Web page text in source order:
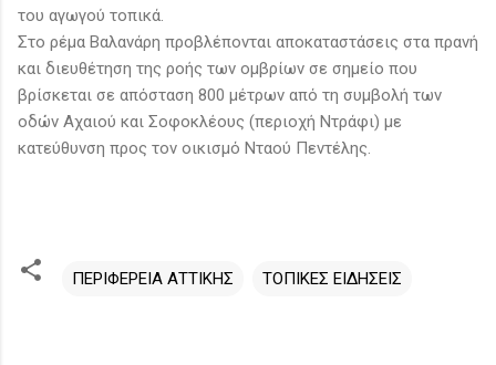
του αγωγού τοπικά.
Στο ρέμα Βαλανάρη προβλέπονται αποκαταστάσεις στα πρανή
και διευθέτηση της ροής των ομβρίων σε σημείο που
βρίσκεται σε απόσταση 800 μέτρων από τη συμβολή των
οδών Αχαιού και Σοφοκλέους (περιοχή Ντράφι) με
κατεύθυνση προς τον οικισμό Νταού Πεντέλης.
ΠΕΡΙΦΕΡΕΙΑ ΑΤΤΙΚΗΣ ΤΟΠΙΚΕΣ ΕΙΔΗΣΕΙΣ